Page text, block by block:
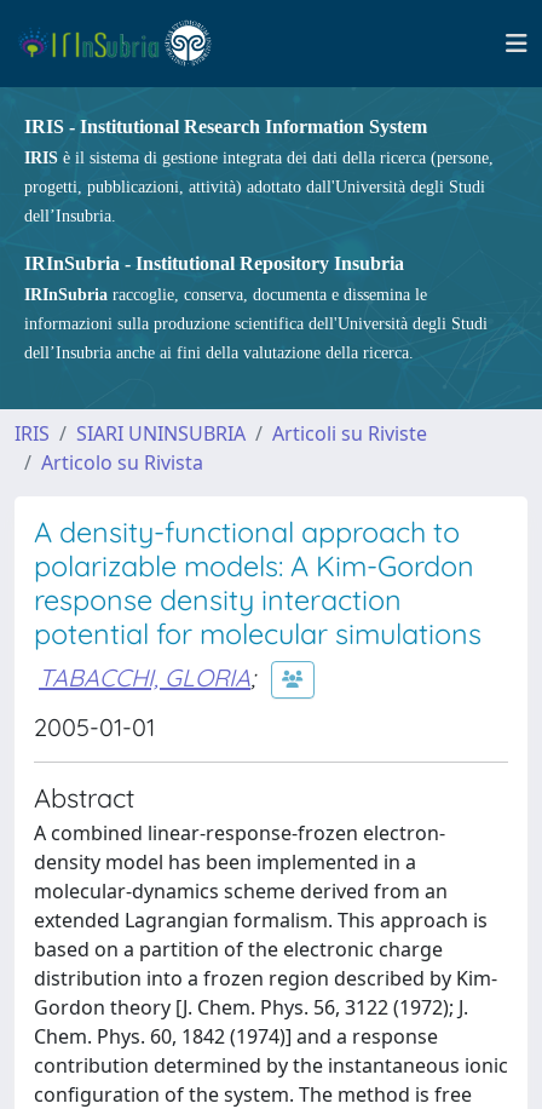
IRIS - Institutional Research Information System
IRIS è il sistema di gestione integrata dei dati della ricerca (persone,
progetti, pubblicazioni, attività) adottato dall'Università degli Studi
dell’Insubria.
IRInSubria - Institutional Repository Insubria
IRInSubria raccoglie, conserva, documenta e dissemina le
informazioni sulla produzione scientifica dell'Università degli Studi
dell’Insubria anche ai fini della valutazione della ricerca.
IRIS SIARI UNINSUBRIA
Articoli su Riviste
Articolo su Rivista
A density-functional approach to
polarizable models: A Kim-Gordon
response density interaction
potential for molecular simulations
TABACCHI, GLORIA;
2005-01-01
Abstract
A combined linear-response-frozen electron-
density model has been implemented in a
molecular-dynamics scheme derived from an
extended Lagrangian formalism. This approach is
based on a partition of the electronic charge
distribution into a frozen region described by Kim-
Gordon theory [J. Chem. Phys. 56, 3122 (1972); J.
Chem. Phys. 60, 1842 (1974)] and a response
contribution determined by the instantaneous ionic
configuration of the system. The method is free